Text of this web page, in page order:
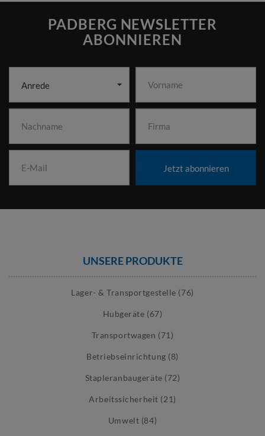
PADBERG NEWSLETTER
ABONNIEREN
Anrede
Jetzt abonnieren
UNSERE PRODUKTE
Lager- & Transportgestelle (76)
Hubgeräte (67)
Transportwagen (71)
Betriebseinrichtung (8)
Stapleranbaugeräte (72)
Arbeitssicherheit (21)
Umwelt (84)